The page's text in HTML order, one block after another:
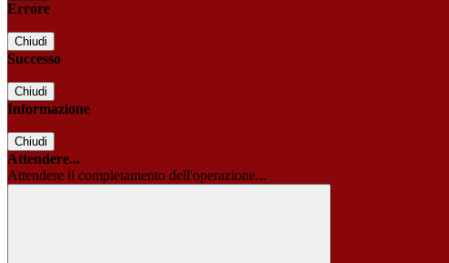
Errore
Chiudi
Successo
Chiudi
Informazione
Chiudi
Attendere...
Attendere il completamento dell'operazione...